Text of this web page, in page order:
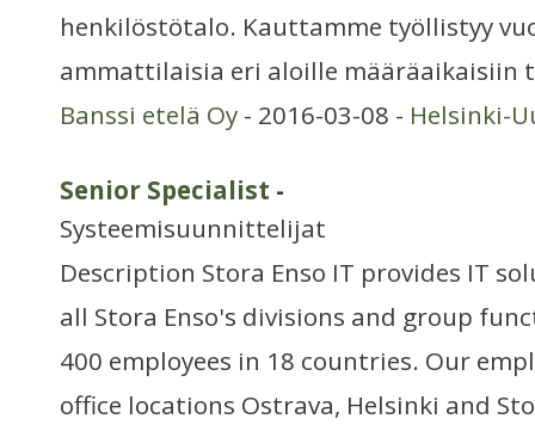
henkilöstötalo. Kauttamme työllistyy
ammattilaisia eri aloille määräaikaisiin
Banssi etelä Oy - 2016-03-08 - Helsinki-
Senior Specialist -
Systeemisuunnittelijat
Description Stora Enso IT provides IT
all Stora Enso's divisions and group
400 employees in 18 countries. Our
office locations Ostrava, Helsinki and